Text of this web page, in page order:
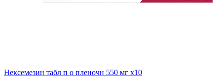
Нексемезин табл п о пленочн 550 мг x10